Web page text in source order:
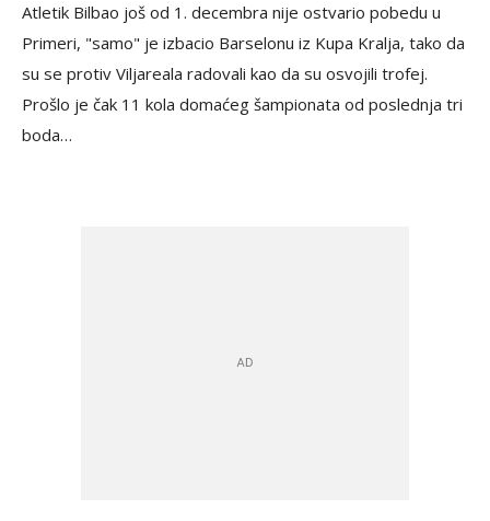
Atletik Bilbao još od 1. decembra nije ostvario pobedu u
Primeri, "samo" je izbacio Barselonu iz Kupa Kralja, tako da
su se protiv Viljareala radovali kao da su osvojili trofej.
Prošlo je čak 11 kola domaćeg šampionata od poslednja tri
boda…